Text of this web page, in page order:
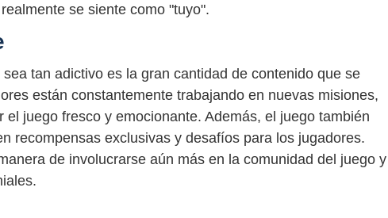
se siente como "tuyo".
tan adictivo es la gran cantidad de contenido que se
están constantemente trabajando en nuevas misiones,
juego fresco y emocionante. Además, el juego también
recompensas exclusivas y desafíos para los jugadores.
de involucrarse aún más en la comunidad del juego y